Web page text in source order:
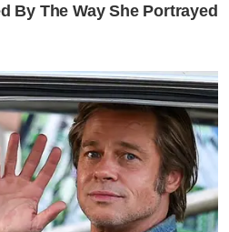
สามารถแบ่งปันได้ ?
By The Way She Portrayed